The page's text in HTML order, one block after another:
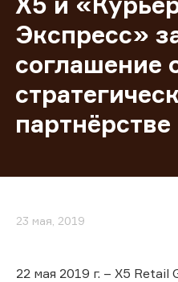
Экспресс»
соглашение
партнёрстве
23 мая, 2019
22 мая 2019 г. – X5 Retail